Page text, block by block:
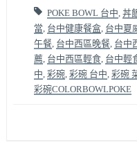
POKE BOWL 台中 丼
當
台中健康餐盒, 台中夏
午餐, 台中西區晚餐, 台中
薦, 台中西區輕食, 台中輕
中 彩碗, 彩碗 台中 彩碗
彩碗COLORBOWLPOKE